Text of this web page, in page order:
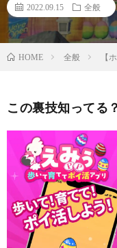
2022.09.15 全般
HOME 全般 【
この裏技知ってる？